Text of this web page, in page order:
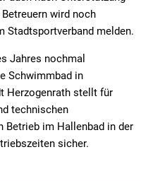
wird noch
Stadtsportverband melden.
Jahres nochmal
Schwimmbad in
Herzogenrath stellt für
technischen
Betrieb im Hallenbad in der
sicher.